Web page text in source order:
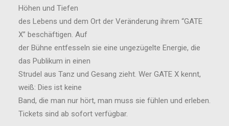
Höhen und Tiefen
des Lebens und dem Ort der Veränderung ihrem “GATE
X” beschäftigen. Auf
der Bühne entfesseln sie eine ungezügelte Energie, die
das Publikum in einen
Strudel aus Tanz und Gesang zieht. Wer GATE X kennt,
weiß: Dies ist keine
Band, die man nur hört, man muss sie fühlen und erleben.
Tickets sind ab sofort verfügbar.